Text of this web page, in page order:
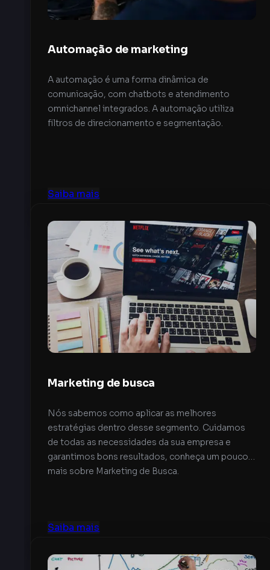
Automação de marketing
A automação é uma forma dinâmica de
comunicação, com chatbots e atendimento
omnichannel integrados. A automação utiliza
filtros de direcionamento e segmentação.
Saiba mais
Marketing de busca
Nós sabemos como aplicar as melhores
estratégias dentro desse segmento. Cuidamos
de todas as necessidades da sua empresa e
garantimos bons resultados, conheça um pouco
mais sobre Marketing de Busca.
Saiba mais